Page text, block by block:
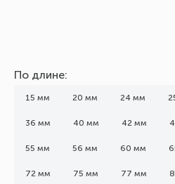
По длине:
15 мм 20 мм 24 мм
36 мм 40 мм 42 мм
55 мм 56 мм 60 мм
72 мм 75 мм 77 мм